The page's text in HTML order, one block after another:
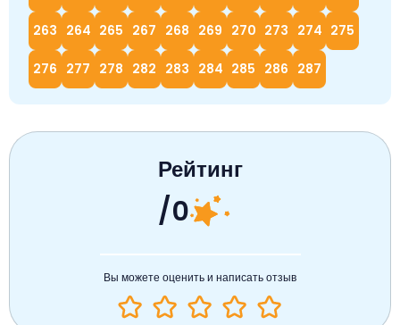
263 264 265 267 268 269 270 273 274 275
276 277 278 282 283 284 285 286 287
Рейтинг
/0
Вы можете оценить и написать отзыв